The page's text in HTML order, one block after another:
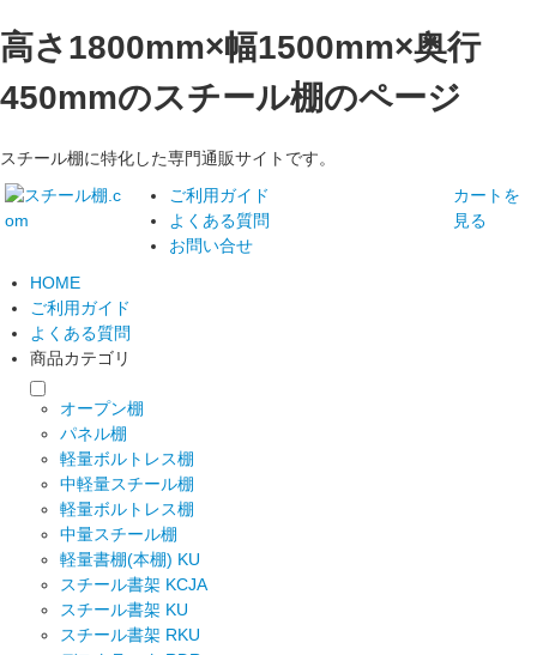
高さ1800mm×幅1500mm×奥行
450mmのスチール棚のページ
スチール棚に特化した専門通販サイトです。
ご利用ガイド
よくある質問
お問い合せ
カートを
見る
HOME
ご利用ガイド
よくある質問
商品カテゴリ
オープン棚
パネル棚
軽量ボルトレス棚
中軽量スチール棚
軽量ボルトレス棚
中量スチール棚
軽量書棚(本棚) KU
スチール書架 KCJA
スチール書架 KU
スチール書架 RKU